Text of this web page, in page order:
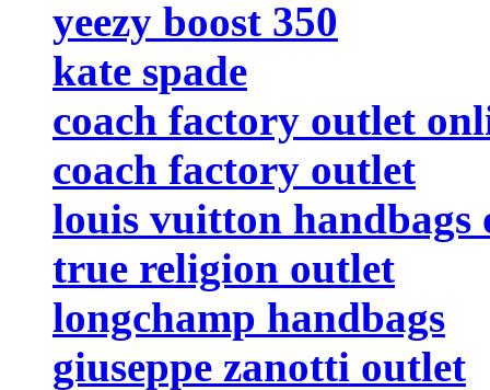
yeezy boost 350
kate spade
coach factory outlet
coach factory outlet
louis vuitton handbags
true religion outlet
longchamp handbags
giuseppe zanotti outlet